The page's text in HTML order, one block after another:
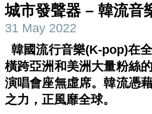
城市發聲器 – 韓流音
31 May 2022
韓國流行音樂(K-pop)在
橫跨亞洲和美洲大量粉絲
演唱會座無虛席。韓流憑
之力，正風靡全球。